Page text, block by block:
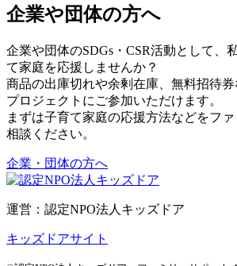
企業や団体の方へ
企業や団体のSDGs・CSR活動として、
て家庭を応援しませんか？
商品の出庫切れや余剰在庫、無料招待
プロジェクトにご参加いただけます。
まずは子育て家庭の応援方法などをフ
相談ください。
企業・団体の方へ
運営：認定NPO法人キッズドア
キッズドアサイト